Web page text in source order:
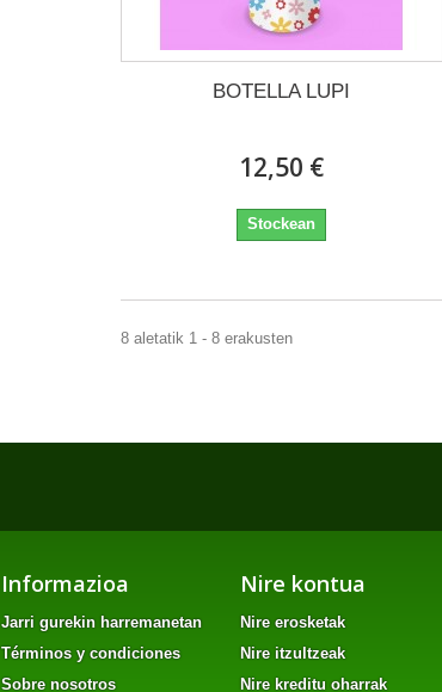
BOTELLA LUPI
12,50 €
Stockean
8 aletatik 1 - 8 erakusten
Informazioa
Jarri gurekin harremanetan
Términos y condiciones
Sobre nosotros
Nire kontua
Nire erosketak
Nire itzultzeak
Nire kreditu oharrak